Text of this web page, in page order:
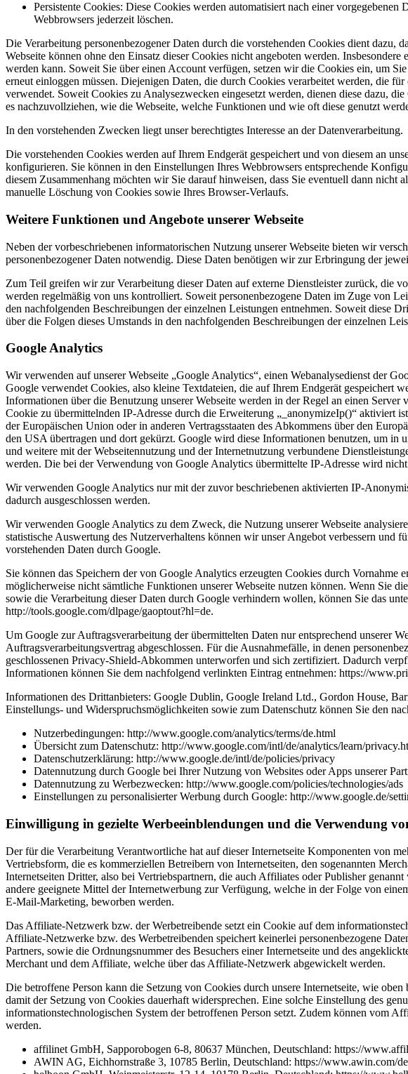
Persistente Cookies: Diese Cookies werden automatisiert nach einer
Webbrowsers jederzeit löschen.
Die Verarbeitung personenbezogener Daten durch die vorstehenden Cookies dient
Webseite können ohne den Einsatz dieser Cookies nicht angeboten werden.
werden kann. Soweit Sie über einen Account verfügen, setzen wir die Cookies ein, um
erneut einloggen müssen. Diejenigen Daten, die durch Cookies verarbeitet werden, die
verwendet. Soweit Cookies zu Analysezwecken eingesetzt werden, dienen diese dazu,
es nachzuvollziehen, wie die Webseite, welche Funktionen und wie oft diese genutzt
In den vorstehenden Zwecken liegt unser berechtigtes Interesse an der Datenverarbeitung.
Die vorstehenden Cookies werden auf Ihrem Endgerät gespeichert und von diesem an
konfigurieren. Sie können in den Einstellungen Ihres Webbrowsers entsprechende
diesem Zusammenhang möchten wir Sie darauf hinweisen, dass Sie eventuell dann
manuelle Löschung von Cookies sowie Ihres Browser-Verlaufs.
Weitere Funktionen und Angebote unserer Webseite
Neben der vorbeschriebenen informatorischen Nutzung unserer Webseite bieten wir
personenbezogener Daten notwendig. Diese Daten benötigen wir zur Erbringung der
Zum Teil greifen wir zur Verarbeitung dieser Daten auf externe Dienstleister zurück, die
werden regelmäßig von uns kontrolliert. Soweit personenbezogene Daten im Zuge von
den nachfolgenden Beschreibungen der einzelnen Leistungen entnehmen. Soweit diese
über die Folgen dieses Umstands in den nachfolgenden Beschreibungen der einzelnen
Google Analytics
Wir verwenden auf unserer Webseite „Google Analytics“, einen Webanalysedienst der
Google verwendet Cookies, also kleine Textdateien, die auf Ihrem Endgerät gespeichert
Informationen über die Benutzung unserer Webseite werden in der Regel an einen
Cookie zu übermittelnden IP-Adresse durch die Erweiterung „_anonymizeIp()“ aktiviert
der Europäischen Union oder in anderen Vertragsstaaten des Abkommens über den
den USA übertragen und dort gekürzt. Google wird diese Informationen benutzen, um in
und weitere mit der Webseitennutzung und der Internetnutzung verbundene
werden. Die bei der Verwendung von Google Analytics übermittelte IP-Adresse wird
Wir verwenden Google Analytics nur mit der zuvor beschriebenen aktivierten IP-
dadurch ausgeschlossen werden.
Wir verwenden Google Analytics zu dem Zweck, die Nutzung unserer Webseite
statistische Auswertung des Nutzerverhaltens können wir unser Angebot verbessern und
vorstehenden Daten durch Google.
Sie können das Speichern der von Google Analytics erzeugten Cookies durch
möglicherweise nicht sämtliche Funktionen unserer Webseite nutzen können. Wenn Sie
sowie die Verarbeitung dieser Daten durch Google verhindern wollen, können Sie das
http://tools.google.com/dlpage/gaoptout?hl=de.
Um Google zur Auftragsverarbeitung der übermittelten Daten nur entsprechend unserer
Auftragsverarbeitungsvertrag abgeschlossen. Für die Ausnahmefälle, in denen
geschlossenen Privacy-Shield-Abkommen unterworfen und sich zertifiziert. Dadurch
Informationen können Sie dem nachfolgend verlinkten Eintrag entnehmen: https://
Informationen des Drittanbieters: Google Dublin, Google Ireland Ltd., Gordon House,
Einstellungs- und Widerspruchsmöglichkeiten sowie zum Datenschutz können Sie den
Nutzerbedingungen: http://www.google.com/analytics/terms/de.html
Übersicht zum Datenschutz: http://www.google.com/intl/de/analytics/learn/
Datenschutzerklärung: http://www.google.de/intl/de/policies/privacy
Datennutzung durch Google bei Ihrer Nutzung von Websites oder Apps unserer
Datennutzung zu Werbezwecken: http://www.google.com/policies/technologies/ads
Einstellungen zu personalisierter Werbung durch Google: http://www.google.de/
Einwilligung in gezielte Werbeeinblendungen und die Verwendung
Der für die Verarbeitung Verantwortliche hat auf dieser Internetseite Komponenten von
Vertriebsform, die es kommerziellen Betreibern von Internetseiten, den sogenannten
Internetseiten Dritter, also bei Vertriebspartnern, die auch Affiliates oder Publisher
andere geeignete Mittel der Internetwerbung zur Verfügung, welche in der Folge von
E-Mail-Marketing, beworben werden.
Das Affiliate-Netzwerk bzw. der Werbetreibende setzt ein Cookie auf dem
Affiliate-Netzwerke bzw. des Werbetreibenden speichert keinerlei personenbezogene
Partners, sowie die Ordnungsnummer des Besuchers einer Internetseite und des
Merchant und dem Affiliate, welche über das Affiliate-Netzwerk abgewickelt werden.
Die betroffene Person kann die Setzung von Cookies durch unsere Internetseite, wie
damit der Setzung von Cookies dauerhaft widersprechen. Eine solche Einstellung des
informationstechnologischen System der betroffenen Person setzt. Zudem können vom
werden.
affilinet GmbH, Sapporobogen 6-8, 80637 München, Deutschland: https://
AWIN AG, Eichhornstraße 3, 10785 Berlin, Deutschland: https://www.awin.com/